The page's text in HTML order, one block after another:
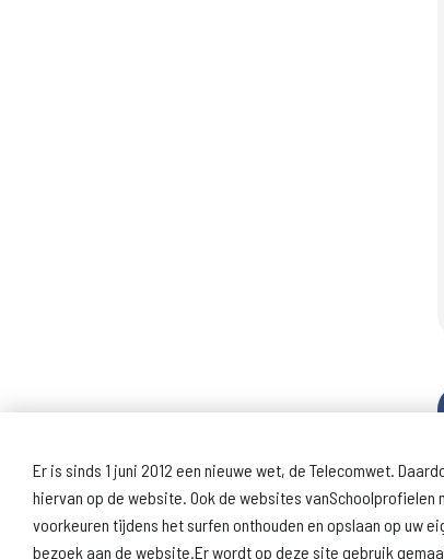
Er is sinds 1 juni 2012 een nieuwe wet, de Telecomwet.
hiervan op de website. Ook de websites
voorkeuren tijdens het surfen onthouden en opslaan op uw
bezoek aan de website.Er wordt op deze site gebruik